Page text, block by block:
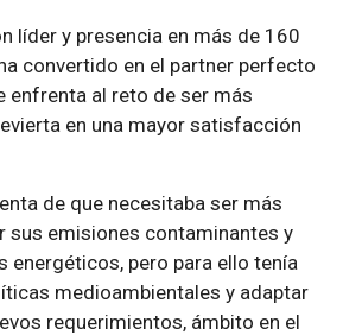
líder y presencia en más de 160
convertido en el partner perfecto
enfrenta al reto de ser más
en una mayor satisfacción
de que necesitaba ser más
sus emisiones contaminantes y
energéticos, pero para ello tenía
medioambientales y adaptar
requerimientos, ámbito en el